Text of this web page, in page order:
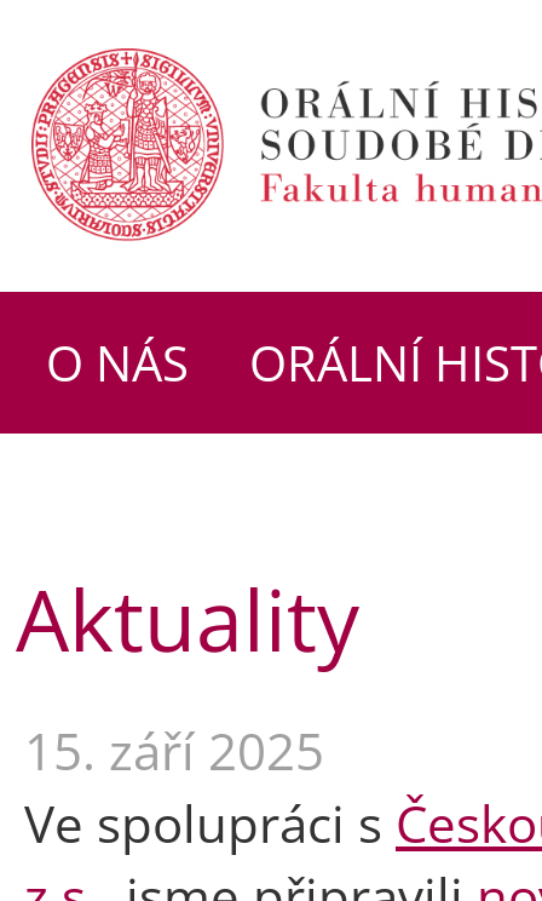
O NÁS ORÁLNÍ
Aktuality
15. září 2025
Ve spolupráci s